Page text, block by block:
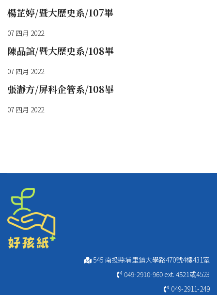
楊芷婷/暨大歷史系/107畢
07 四月 2022
陳品誼/暨大歷史系/108畢
07 四月 2022
張瀞方/屏科企管系/108畢
07 四月 2022
545 南投縣埔里鎮大學路470號4樓431室
049-2910-960 ext. 4521或4523
049-2911-249